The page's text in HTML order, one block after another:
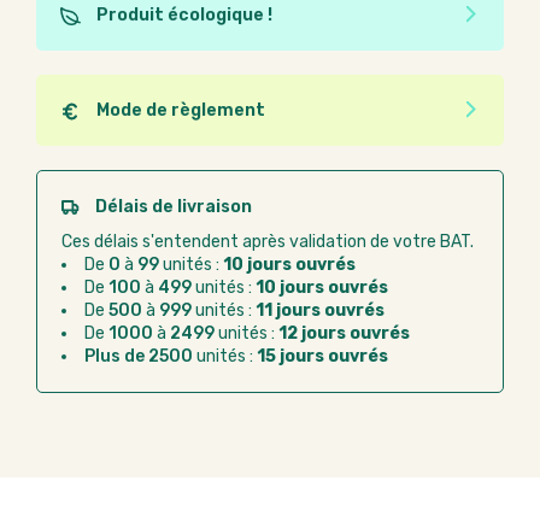
Produit écologique !
Ce produit est éco-conçu, il a été fabriqué à partir de
matériaux recyclés ou recyclables. Ces produits
peuvent plus facilement obtenir une seconde vie
après utilisation. L'origine de fabrication du produit
n'entre pas dans les critères d'éco-conception.
Mode de règlement
Quel que soit le mode de règlement, vous pouvez
passer commande en ligne sur Good Act.
Paiement CB :paiement sécurisé par carte
Virement bancaire :règlement sur facture
après la commande
Chorus Pro :règlement par mandat
administratif après la commande
Délais de livraison
Ces délais s'entendent après validation de votre BAT.
De 0 à 99unités : 10 jours ouvrés
De 100 à 499unités : 10 jours ouvrés
De 500 à 999unités : 11 jours ouvrés
De 1000 à 2499unités : 12 jours ouvrés
Plus de 2500 unités : 15 jours ouvrés